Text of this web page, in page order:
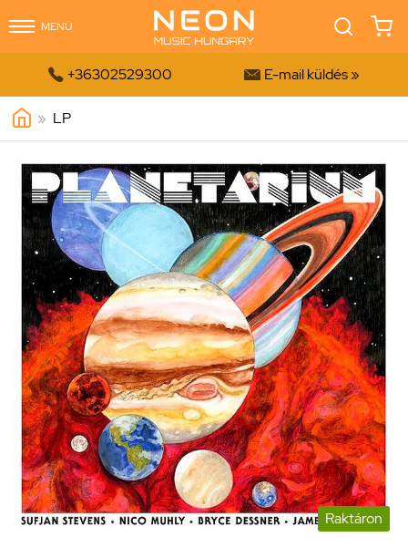
MENÜ
 +36302529300  E-mail küldés »
» LP
Raktáron